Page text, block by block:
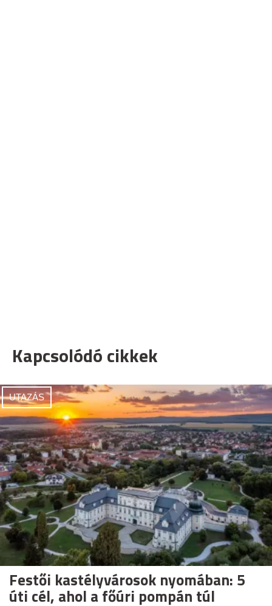
Kapcsolódó cikkek
UTAZÁS
Festői kastélyvárosok nyomában: 5
úti cél, ahol a főúri pompán túl